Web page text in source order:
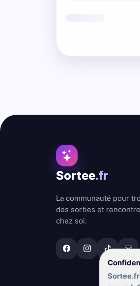
Sortee.fr
La communauté pour
des sorties et
chez soi.